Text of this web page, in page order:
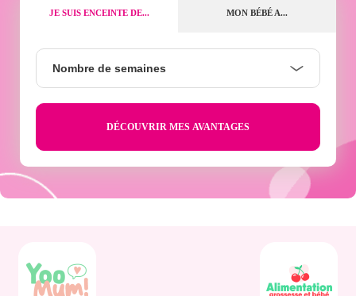
JE SUIS ENCEINTE DE... MON BÉBÉ A...
semaines
Nombre de semaines